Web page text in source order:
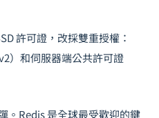
許可證，改採雙重授權：
）和伺服器端公共許可證
。Redis 是全球最受歡迎的鍵